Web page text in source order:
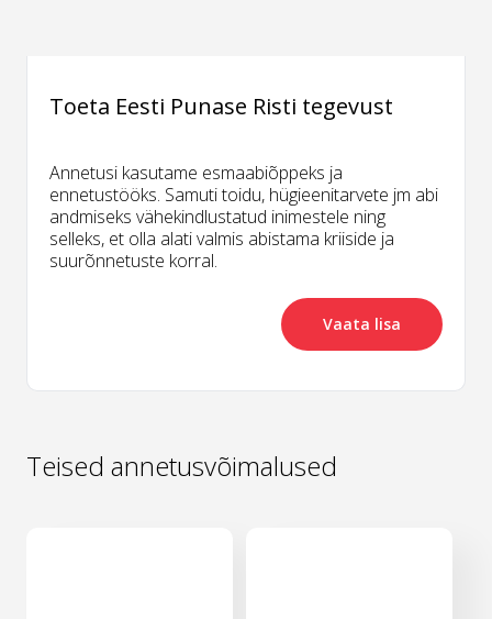
Toeta Eesti Punase Risti tegevust
Annetusi kasutame esmaabiõppeks ja
ennetustööks. Samuti toidu, hügieenitarvete jm abi
andmiseks vähekindlustatud inimestele ning
selleks, et olla alati valmis abistama kriiside ja
suurõnnetuste korral.
Vaata lisa
Teised annetusvõimalused